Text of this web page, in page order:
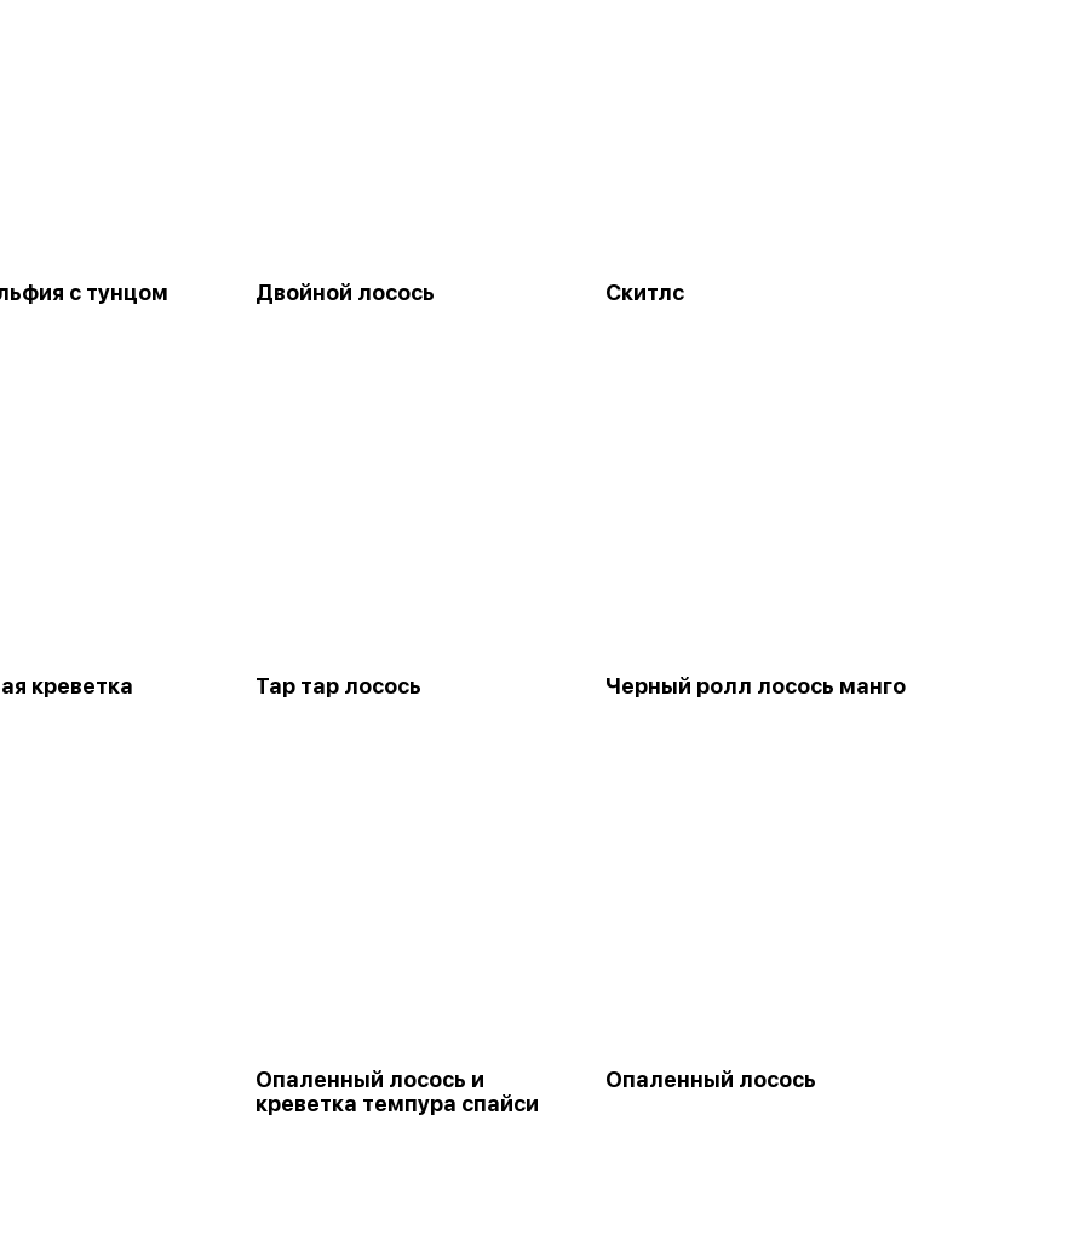
с тунцом Двойной лосось Скитлс
креветка Тар тар лосось Черный ролл лосось манго
Опаленный лосось и
креветка темпура спайси
Опаленный лосось